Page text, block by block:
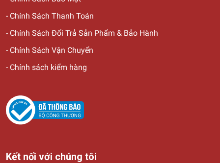
- Chính Sách Thanh Toán
- Chính Sách Đổi Trả Sản Phẩm & Bảo Hành
- Chính Sách Vận Chuyển
- Chính sách kiểm hàng
Kết nối với chúng tôi